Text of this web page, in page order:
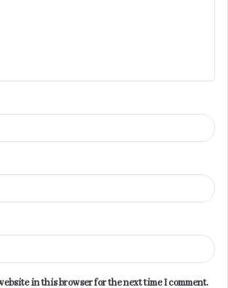
in this browser for the next time I comment.